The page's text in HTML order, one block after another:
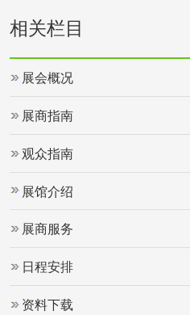
相关栏目
展会概况
展商指南
观众指南
展馆介绍
展商服务
日程安排
资料下载